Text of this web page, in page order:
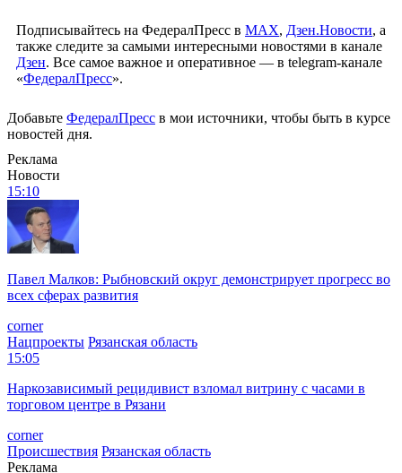
Подписывайтесь на ФедералПресс в МАХ, Дзен.Новости, а
также следите за самыми интересными новостями в канале
Дзен. Все самое важное и оперативное — в telegram-канале
«ФедералПресс».
Добавьте ФедералПресс в мои источники, чтобы быть в курсе
новостей дня.
Реклама
Новости
15:10
Павел Малков: Рыбновский округ демонстрирует прогресс во
всех сферах развития
corner
Нацпроекты Рязанская область
15:05
Наркозависимый рецидивист взломал витрину с часами в
торговом центре в Рязани
corner
Происшествия Рязанская область
Реклама